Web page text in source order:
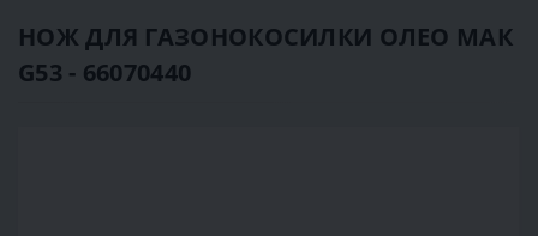
НОЖ ДЛЯ ГАЗОНОКОСИЛКИ ОЛЕО МАК
G53 - 66070440